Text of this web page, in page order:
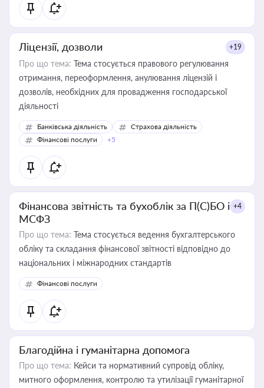
Ліцензії, дозволи +19
Про що тема: Тема стосується правового регулювання
отримання, переоформлення, анулювання ліцензій і
дозволів, необхідних для провадження господарської
діяльності
Банківська діяльність
Страхова діяльність
Фінансові послуги
+5
Фінансова звітність та бухоблік за П(С)БО і
МСФЗ
+4
Про що тема: Тема стосується ведення бухгалтерського
обліку та складання фінансової звітності відповідно до
національних і міжнародних стандартів
Фінансові послуги
Благодійна і гуманітарна допомога
Про що тема: Кейси та нормативний супровід обліку,
митного оформлення, контролю та утилізації гуманітарної